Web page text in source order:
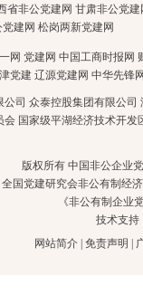
省非公党建网 甘肃非公党建
建网 松岗两新党建网
网 党建网 中国工商时报网
党建 辽源党建网 中华先锋
公司 众泰控股集团有限公司
会 国家级平湖经济技术开发
版权所有 中国非公企业
全国党建研究会非公有制经
《非公有制企
技术支持
网站简介 免责声明